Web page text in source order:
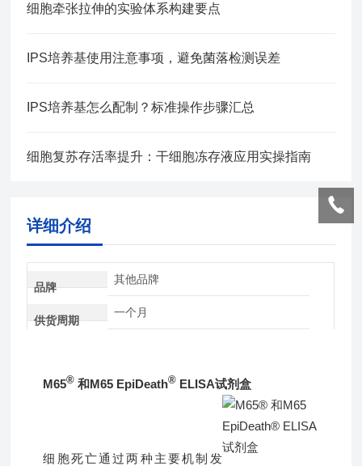
细胞牵张拉伸的实验体系构建要点
IPS培养基使用注意事项，避免菌落检测误差
IPS培养基怎么配制？标准操作步骤汇总
细胞复苏存活率提升：干细胞冻存液应用实操指南
详细介绍
品牌
其他品牌
供货周期
一个月
M65® 和M65 EpiDeath® ELISA试剂盒
细胞死亡通过两种主要机制发